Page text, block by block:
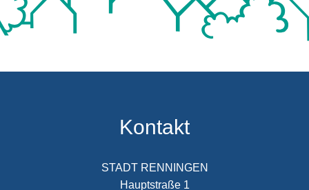
Kontakt
STADT RENNINGEN
Hauptstraße 1